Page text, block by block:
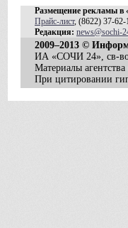
Размещение рекламы
Прайс-лист, (8622) 37-62-
Редакция: news@sochi-
2009–2013 ©
ИА «СОЧИ 24», св-
Материалы
При цитировании